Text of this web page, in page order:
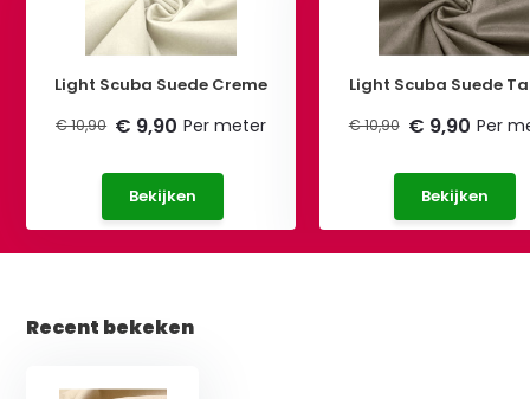
Light Scuba Suede Creme
€ 10,90 € 9,90 Per meter
Bekijken
Light Scuba Suede
€ 10,90 € 9,90 Per
Bekijken
Recent bekeken